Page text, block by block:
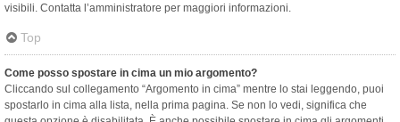
visibili. Contatta l’amministratore per maggiori informazioni.
Top
Come posso spostare in cima un mio argomento?
Cliccando sul collegamento “Argomento in cima” mentre lo stai leggendo, puoi
spostarlo in cima alla lista, nella prima pagina. Se non lo vedi, significa che